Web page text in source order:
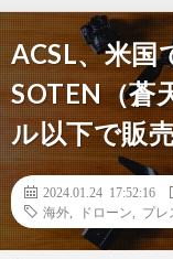
ACSL、米国
SOTEN（蒼
ル以下で販
2024.01.24 17:52:16
海外
ドローン プレ